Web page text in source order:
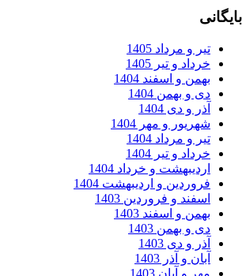
و مرداد 1405
و تیر 1405
و اسفند 1404
و بهمن 1404
و دی 1404
و مهر 1404
و مرداد 1404
و تیر 1404
و خرداد 1404
و اردیبهشت 1404
و فروردین 1403
و اسفند 1403
و بهمن 1403
و دی 1403
و آذر 1403
و آبان 1403